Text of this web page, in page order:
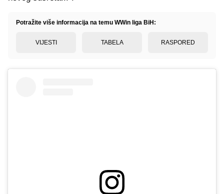
Potražite više informacija na temu WWin liga BiH:
VIJESTI TABELA RASPORED